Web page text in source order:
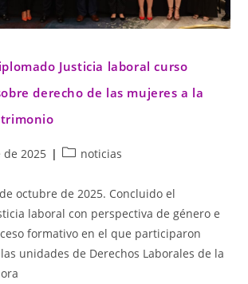
Justicia laboral curso
derecho de las mujeres a la
2025 noticias
octubre de 2025. Concluido el
laboral con perspectiva de género e
formativo en el que participaron
unidades de Derechos Laborales de la